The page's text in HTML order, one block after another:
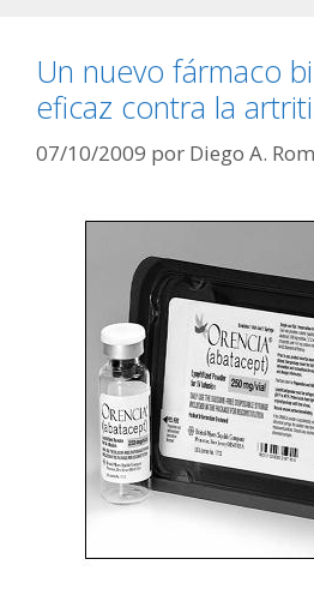
Un nuevo fármaco
eficaz contra la
07/10/2009 por Diego A.